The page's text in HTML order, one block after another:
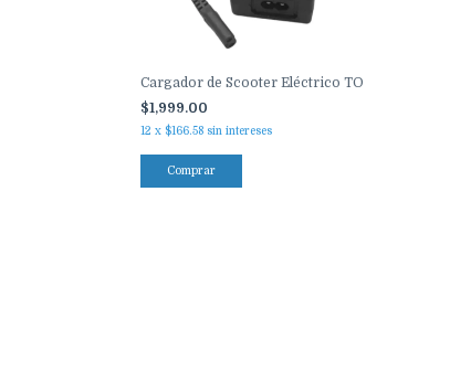
Cargador de Scooter Eléctrico TO
$1,999.00
12 x $166.58 sin intereses